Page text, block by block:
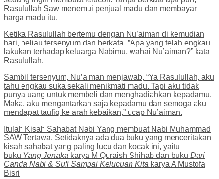
Rasulullah Saw menemui penjual madu dan membayar
harga madu itu.
Ketika Rasulullah bertemu dengan Nu’aiman di kemudian
hari, beliau tersenyum dan berkata, ”Apa yang telah engkau
lakukan terhadap keluarga Nabimu, wahai Nu’aiman?” kata
Rasulullah.
Sambil tersenyum, Nu’aiman menjawab, “Ya Rasulullah, aku
tahu engkau suka sekali menikmati madu. Tapi aku tidak
punya uang untuk membeli dan menghadiahkan kepadamu.
Maka, aku mengantarkan saja kepadamu dan semoga aku
mendapat taufiq ke arah kebaikan,” ucap Nu’aiman.
Itulah Kisah Sahabat Nabi Yang membuat Nabi Muhammad
SAW Tertawa, Setidaknya ada dua buku yang menceritakan
kisah sahabat yang paling lucu dan kocak ini, yaitu
buku Yang Jenaka karya M Quraish Shihab dan buku Dari
Canda Nabi & Sufi Sampai Kelucuan Kita karya A Mustofa
Bisri